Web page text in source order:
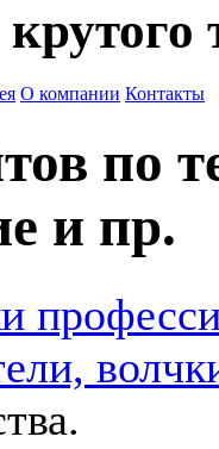
О компании Контакты
по
и пр.